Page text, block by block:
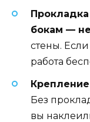
Прокладка
бокам —
стены.
работа
Без
вы